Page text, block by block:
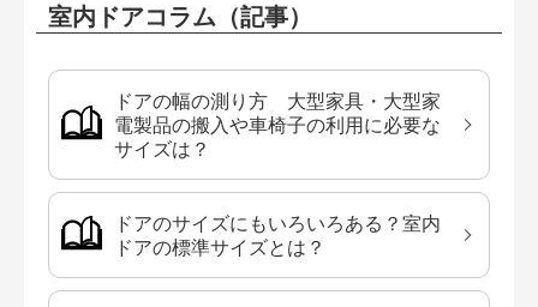
室内ドアコラム（記事）
ドアの幅の測り方 大型家具・大型家
電製品の搬入や車椅子の利用に必要な
サイズは？
ドアのサイズにもいろいろある？室内
ドアの標準サイズとは？